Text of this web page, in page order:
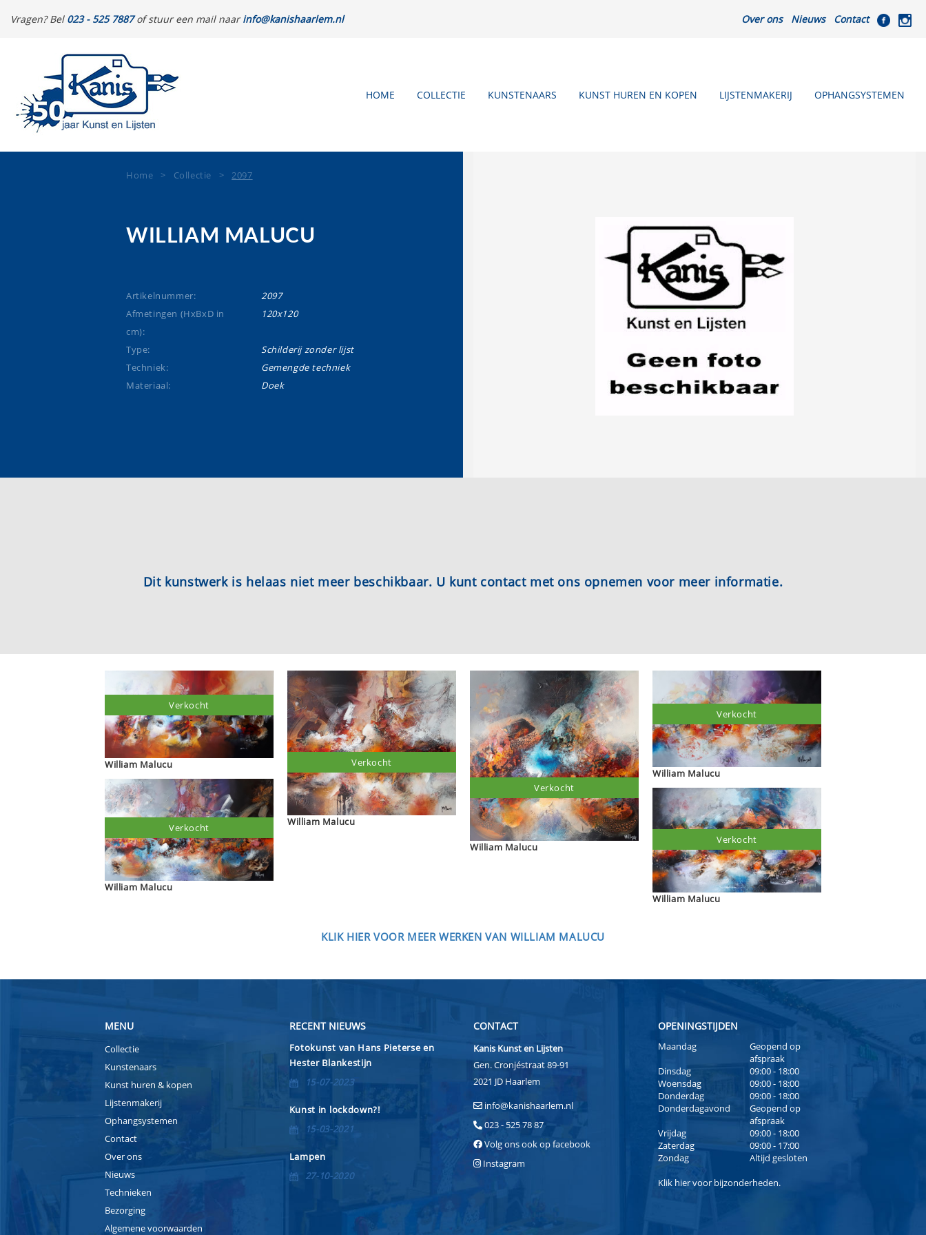
Vragen? Bel 023 - 525 7887of stuur een mail naarinfo@kanishaarlem.nl Over ons Nieuws Contact
HOME COLLECTIE KUNSTENAARS KUNST HUREN EN KOPEN LIJSTENMAKERIJ OPHANGSYSTEMEN
Home > Collectie >2097
WILLIAM MALUCU
Artikelnummer:
2097
Afmetingen (HxBxD in
cm):
120x120
Type:
Schilderij zonder lijst
Techniek:
Gemengde techniek
Materiaal:
Doek
Dit kunstwerk is helaas niet meer beschikbaar. U kunt contact met ons opnemen voor meer informatie.
William Malucu
Verkocht
William Malucu
Verkocht William Malucu
Verkocht
William Malucu
Verkocht
William Malucu
Verkocht
William Malucu
Verkocht
KLIK HIER VOOR MEER WERKEN VAN WILLIAM MALUCU
MENU
Collectie
Kunstenaars
Kunst huren & kopen
Lijstenmakerij
Ophangsystemen
Contact
Over ons
Nieuws
Technieken
Bezorging
Algemene voorwaarden
RECENT NIEUWS
Fotokunst van Hans Pieterse en
Hester Blankestijn
15-07-2023
Kunst in lockdown?!
15-03-2021
Lampen
27-10-2020
CONTACT
Kanis Kunst en Lijsten
Gen. Cronjéstraat 89-91
2021 JD Haarlem
info@kanishaarlem.nl
023 - 525 78 87
Volg ons ook op facebook
Instagram
OPENINGSTIJDEN
Maandag
Geopend op
afspraak
Dinsdag
09:00 - 18:00
Woensdag
09:00 - 18:00
Donderdag
09:00 - 18:00
Donderdagavond
Geopend op
afspraak
Vrijdag
09:00 - 18:00
Zaterdag
09:00 - 17:00
Zondag
Altijd gesloten
Klik hiervoor bijzonderheden.